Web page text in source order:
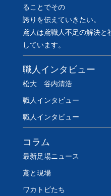
ることでその
誇りを伝えていきたい。
鳶人は鳶職人不足の解決
しています。
職人インタビュー
松大 谷内清浩
職人インタビュー
職人インタビュー
コラム
最新足場ニュース
鳶と現場
ワカトビたち